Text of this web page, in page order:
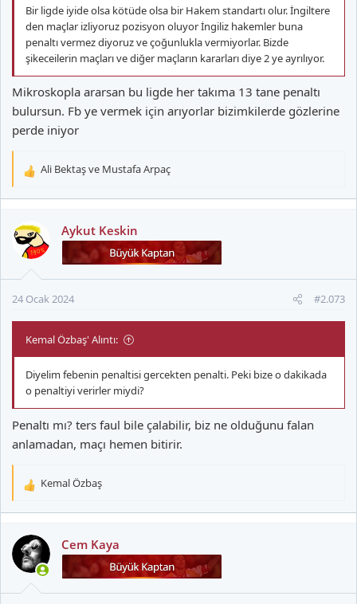
Bir ligde iyide olsa kötüde olsa bir Hakem standartı olur. İngiltere
den maçlar izliyoruz pozisyon oluyor İngiliz hakemler buna
penaltı vermez diyoruz ve çoğunlukla vermiyorlar. Bizde
şikeceilerin maçları ve diğer maçların kararları diye 2 ye ayrılıyor.
Mikroskopla ararsan bu ligde her takıma 13 tane penaltı
bulursun. Fb ye vermek için arıyorlar bizimkilerde gözlerine
perde iniyor
T
k
i
l
:
Ali Bektaşve Mustafa Arpaç
Aykut Keskin
24 Ocak 2024 #2.073
Kemal Özbaş' Alıntı:
Diyelim febenin penaltisi gercekten penalti. Peki bize o dakikada
o penaltiyi verirler miydi?
Penaltı mı? ters faul bile çalabilir, biz ne olduğunu falan
anlamadan, maçı hemen bitirir.
T
k
i
l
Kemal Özbaş
Cem Kaya